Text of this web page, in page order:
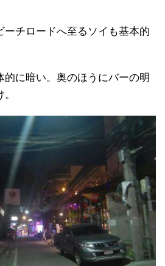
ーチロードへ至るソイも基本的
的に暗い。奥のほうにバーの明